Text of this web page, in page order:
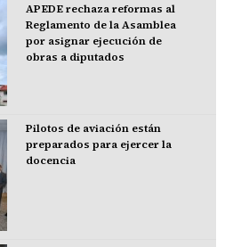
APEDE rechaza reformas al
Reglamento de la Asamblea
por asignar ejecución de
obras a diputados
Pilotos de aviación están
preparados para ejercer la
docencia